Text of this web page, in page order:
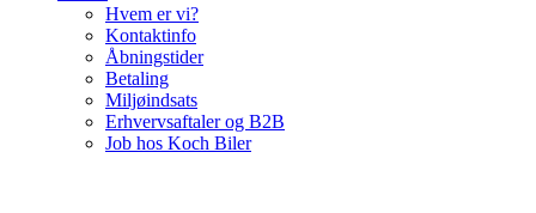
Hvem er vi?
Kontaktinfo
Åbningstider
Betaling
Miljøindsats
Erhvervsaftaler og B2B
Job hos Koch Biler